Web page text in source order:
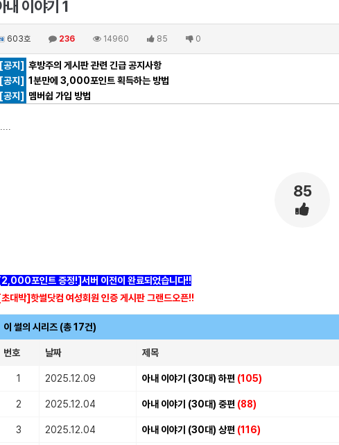
내 이야기 1
603호 236 14960 85 0
[공지] 후방주의 게시판 관련 긴급 공지사항
[공지] 1분만에 3,000포인트 획득하는 방법
[공지]
멤버쉽 가입 방법
85
[2,000포인트 증정!]서버 이전이 완료되었습니다!!
[초대박]핫썰닷컴 여성회원 인증 게시판 그랜드오픈!!
이 썰의 시리즈 (총 17건)
번호 날짜 제목
1 2025.12.09 아내 이야기 (30대) 하편 (105)
2 2025.12.04 아내 이야기 (30대) 중편 (88)
3 2025.12.04 아내 이야기 (30대) 상편 (116)